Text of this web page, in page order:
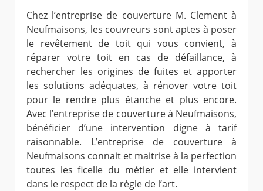
Chez l’entreprise de couverture M. Clement à
Neufmaisons, les couvreurs sont aptes à poser
le revêtement de toit qui vous convient, à
réparer votre toit en cas de défaillance, à
rechercher les origines de fuites et apporter
les solutions adéquates, à rénover votre toit
pour le rendre plus étanche et plus encore.
Avec l’entreprise de couverture à Neufmaisons,
bénéficier d’une intervention digne à tarif
raisonnable. L’entreprise de couverture à
Neufmaisons connait et maitrise à la perfection
toutes les ficelle du métier et elle intervient
dans le respect de la règle de l’art.